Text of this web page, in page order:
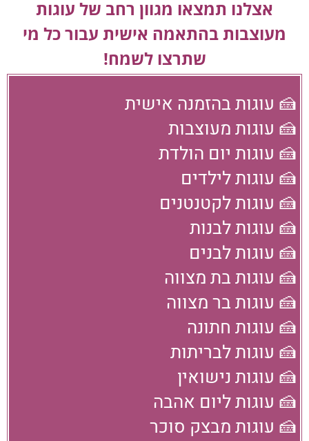
אצלנו תמצאו מגוון רחב של עוגות
מעוצבות בהתאמה אישית עבור כל מי
שתרצו לשמח!
🍰 עוגות בהזמנה אישית
🍰 עוגות מעוצבות
🍰 עוגות יום הולדת
🍰 עוגות לילדים
🍰 עוגות לקטנטנים
🍰 עוגות לבנות
🍰 עוגות לבנים
🍰 עוגות בת מצווה
🍰 עוגות בר מצווה
🍰 עוגות חתונה
🍰 עוגות לבריתות
🍰 עוגות נישואין
🍰 עוגות ליום אהבה
🍰 עוגות מבצק סוכר